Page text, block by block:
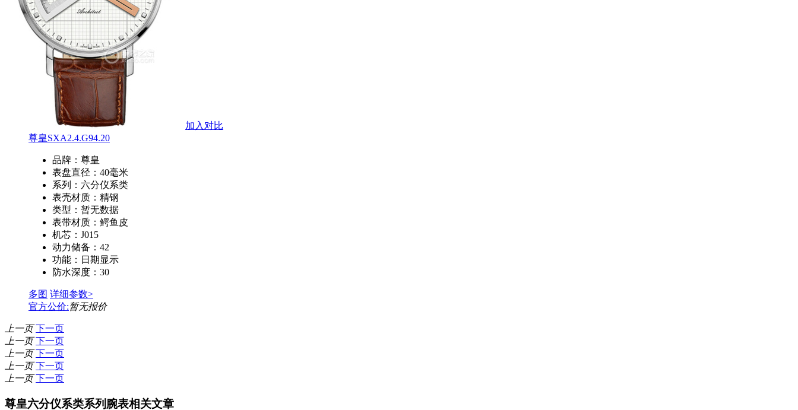
加入对比
尊皇SXA2.4.G94.20
品牌： 尊皇
表盘直径： 40毫米
系列： 六分仪系类
表壳材质： 精钢
类型： 暂无数据
表带材质： 鳄鱼皮
机芯： J015
动力储备： 42
功能： 日期显示
防水深度： 30
多图 详细参数>
官方公价:暂无报价
上一页 下一页
上一页 下一页
上一页 下一页
上一页 下一页
上一页 下一页
尊皇六分仪系类系列腕表相关文章